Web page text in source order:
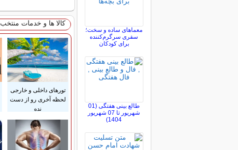
کالا ها و خدمات منتخب
تورهای داخلی و خارجی
لحظه آخری رو از دست
نده
معماهای ساده و سخت؛
سفری سرگرم‌کننده
برای کودکان
طالع بینی هفتگی (01
شهریور تا 07 شهریور
1404)